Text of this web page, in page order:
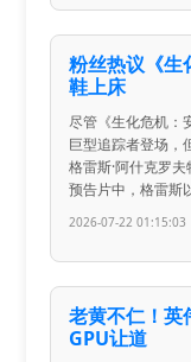
粉丝热议《生
鞋上床
尽管《生化危机：
巨型追踪者登场，
格雷斯·阿什克罗
预告片中，格雷斯
2026-07-22 01:15:03
老黄不仁！英
GPU让道